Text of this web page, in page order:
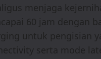
menjaga
60 jam dengan
untuk pengisian
serta mode